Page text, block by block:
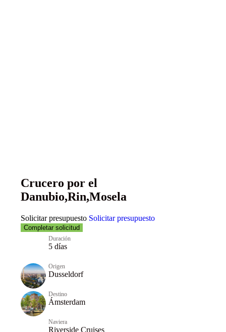
Crucero por el
Danubio,Rin,Mosela
Solicitar presupuesto Solicitar presupuesto
Completar solicitud
Duración
5 días
Origen
Dusseldorf
Destino
Ámsterdam
Naviera
Riverside Cruises